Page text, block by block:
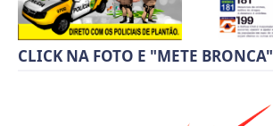
CLICK NA FOTO E "METE BRONCA"